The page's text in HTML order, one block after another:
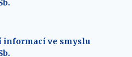
informací ve smyslu